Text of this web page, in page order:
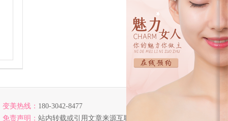
变美热线： 180-3042-8477
免责声明： 站内转载或引用文章来源互联网，若涉及版权